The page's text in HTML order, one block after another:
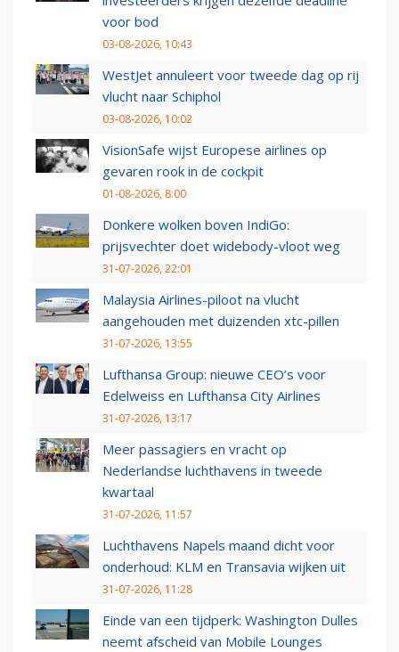
voor bod
03-08-2026, 10:43
WestJet annuleert voor tweede dag op rij
vlucht naar Schiphol
03-08-2026, 10:02
VisionSafe wijst Europese airlines op
gevaren rook in de cockpit
01-08-2026, 8:00
Donkere wolken boven IndiGo:
prijsvechter doet widebody-vloot weg
31-07-2026, 22:01
Malaysia Airlines-piloot na vlucht
aangehouden met duizenden xtc-pillen
31-07-2026, 13:55
Lufthansa Group: nieuwe CEO’s voor
Edelweiss en Lufthansa City Airlines
31-07-2026, 13:17
Meer passagiers en vracht op
Nederlandse luchthavens in tweede
kwartaal
31-07-2026, 11:57
Luchthavens Napels maand dicht voor
onderhoud: KLM en Transavia wijken uit
31-07-2026, 11:28
Einde van een tijdperk: Washington Dulles
neemt afscheid van Mobile Lounges